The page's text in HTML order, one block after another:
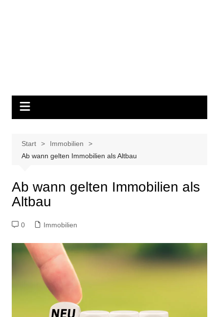
Start
Immobilien
Ab wann gelten Immobilien als Altbau
Ab wann gelten Immobilien als
Altbau
0 Immobilien